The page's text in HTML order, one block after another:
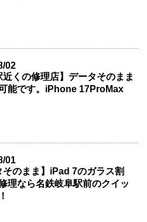
02
近くの修理店】データそのまま
能です。iPhone 17ProMax
01
そのまま】iPad 7のガラス割
理なら名鉄岐阜駅前のクイッ